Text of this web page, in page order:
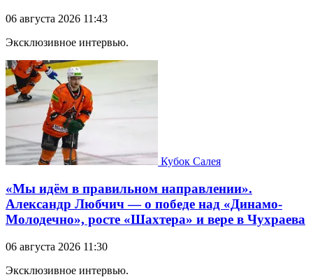
06 августа 2026 11:43
Эксклюзивное интервью.
Кубок Салея
«Мы идём в правильном направлении».
Александр Любчич — о победе над «Динамо-
Молодечно», росте «Шахтера» и вере в Чухраева
06 августа 2026 11:30
Эксклюзивное интервью.